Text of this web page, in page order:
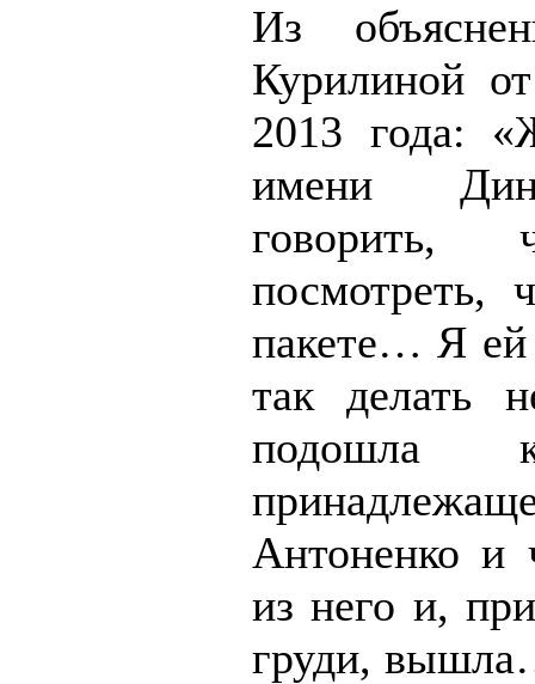
Из
Курилиной
2013 года:
имени
говорить,
посмотреть,
пакете… Я ей
так делать
подошла
Антоненко и
из него и,
груди,